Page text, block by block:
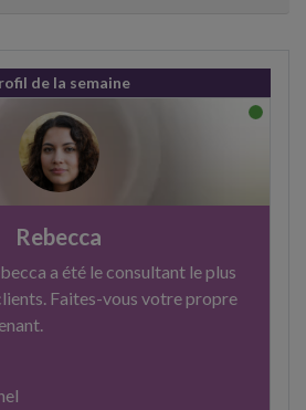
de la semaine
Rebecca
a été le consultant le plus
Faites-vous votre propre